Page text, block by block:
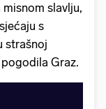
slavlju,
s
strašnoj
Graz.